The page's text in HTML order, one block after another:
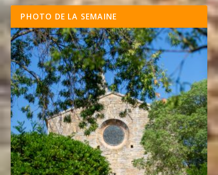
PHOTO DE LA SEMAINE